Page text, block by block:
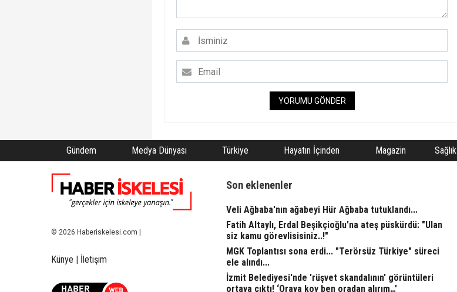
YORUMU GÖNDER
Gündem Medya Dünyası Türkiye Hayatın İçinden Magazin Sağlık
© 2026 Haberiskelesi.com |
Künye | İletişim
Son eklenenler
Veli Ağbaba'nın ağabeyi Hür Ağbaba tutuklandı...
Fatih Altaylı, Erdal Beşikçioğlu'na ateş püskürdü: "Ulan
siz kamu görevlisisiniz..!"
MGK Toplantısı sona erdi... "Terörsüz Türkiye" süreci
ele alındı...
İzmit Belediyesi'nde 'rüşvet skandalının' görüntüleri
ortaya çıktı! ‘Oraya koy ben oradan alırım…'